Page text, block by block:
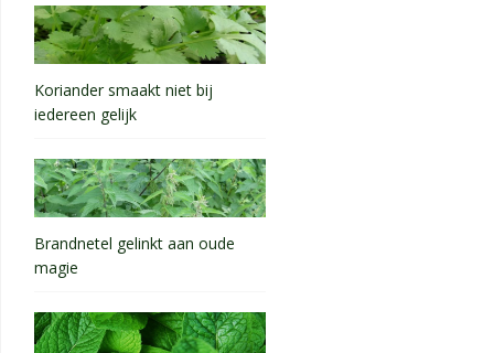
Koriander smaakt niet bij
iedereen gelijk
Brandnetel gelinkt aan oude
magie